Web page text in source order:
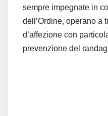
sempre impegnate in
dell’Ordine, operano a
d’affezione con
prevenzione del